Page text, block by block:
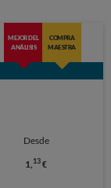
MEJOR DEL
ANÁLISIS
COMPRA
MAESTRA
Desde
1, 13 €